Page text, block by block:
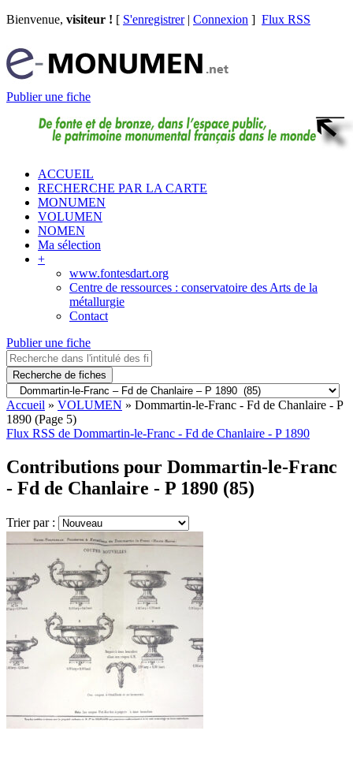
Bienvenue, visiteur ! [ S'enregistrer| Connexion ] Flux RSS
Publier une fiche
ACCUEIL
RECHERCHE PAR LA CARTE
MONUMEN
VOLUMEN
NOMEN
Ma sélection
+
www.fontesdart.org
Centre de ressources : conservatoire des Arts de la
métallurgie
Contact
Publier une fiche
Recherche de fiches
Accueil » VOLUMEN » Dommartin-le-Franc - Fd de Chanlaire - P
1890 (Page 5)
Flux RSS de Dommartin-le-Franc - Fd de Chanlaire - P 1890
Contributions pour Dommartin-le-Franc
- Fd de Chanlaire - P 1890 (85)
Trier par :